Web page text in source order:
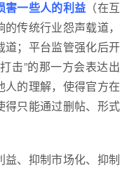
害一些人的利益 （在互
传统行业怨声载道，
道；平台监管强化后开
击”的那一方会表达出
人的理解，使得官方在
得只能通过删帖、形式
、抑制市场化、抑制